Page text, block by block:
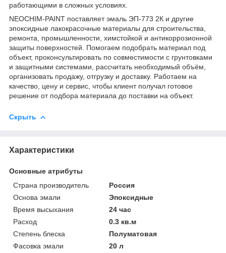
работающими в сложных условиях.
NEOCHIM-PAINT поставляет эмаль ЭП-773 2К и другие
эпоксидные лакокрасочные материалы для строительства,
ремонта, промышленности, химстойкой и антикоррозионной
защиты поверхностей. Помогаем подобрать материал под
объект, проконсультировать по совместимости с грунтовками
и защитными системами, рассчитать необходимый объём,
организовать продажу, отгрузку и доставку. Работаем на
качество, цену и сервис, чтобы клиент получал готовое
решение от подбора материала до поставки на объект.
Скрыть
Характеристики
Основные атрибуты
Страна производитель
Россия
Основа эмали
Эпоксидные
Время высыхания
24 час
Расход
0.3 кв.м
Степень блеска
Полуматовая
Фасовка эмали
20 л